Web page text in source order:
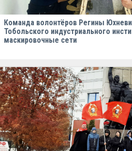
Команда волонтёров Регины
Тобольского индустриального
маскировочные сети